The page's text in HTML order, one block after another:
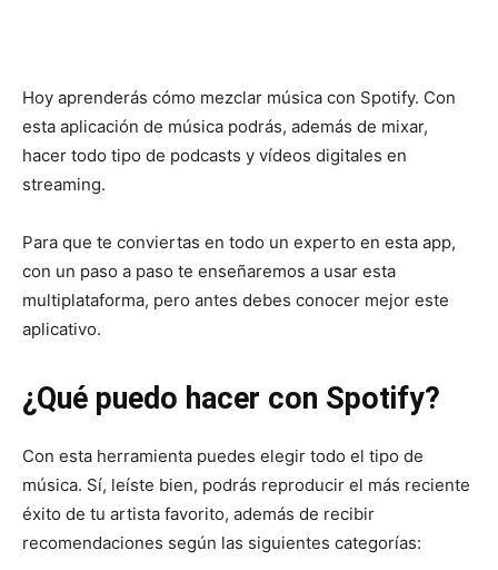
Hoy aprenderás cómo mezclar música con Spotify. Con
esta aplicación de música podrás, además de mixar,
hacer todo tipo de podcasts y vídeos digitales en
streaming.
Para que te conviertas en todo un experto en esta app,
con un paso a paso te enseñaremos a usar esta
multiplataforma, pero antes debes conocer mejor este
aplicativo.
¿Qué puedo hacer con Spotify?
Con esta herramienta puedes elegir todo el tipo de
música. Sí, leíste bien, podrás reproducir el más reciente
éxito de tu artista favorito, además de recibir
recomendaciones según las siguientes categorías: